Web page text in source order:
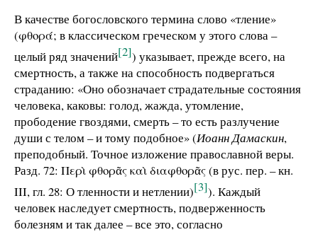
В качестве богословского термина слово «тление»
(φθορά; в классическом греческом у этого слова –
целый ряд значений[2]) указывает, прежде всего, на
смертность, а также на способность подвергаться
страданию: «Оно обозначает страдательные состояния
человека, каковы: голод, жажда, утомление,
прободение гвоздями, смерть – то есть разлучение
души с телом – и тому подобное» (Иоанн Дамаскин,
преподобный. Точное изложение православной веры.
Разд. 72: Περὶ φθορᾶς καὶ διαφθορᾶς (в рус. пер. – кн.
III, гл. 28: О тленности и нетлении)[3]). Каждый
человек наследует смертность, подверженность
болезням и так далее – все это, согласно